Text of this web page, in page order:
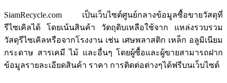
SiamRecycle.com เป็นเว็บไซต์ศูนย์กลางข้อมูลซื้อขายวัสดุที่
รีไซเคิลได้ โดยเน้นสินค้า วัตถุดิบเหลือใช้จาก แหล่งรวบรวม
วัสดุรีไซเคิลหรือจากโรงงาน เช่น เศษพลาสติก เหล็ก อลูมิเนียม
กระดาษ สารเคมี ไม้ และอื่นๆ โดยผู้ซื้อและผู้ขายสามารถฝาก
ข้อมูลรายละเอียดสินค้า ราคา การติดต่อต่างๆได้ฟรีบนเว็บไซต์